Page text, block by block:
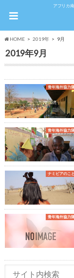
アフリカ
HOME 2019年 9月
2019年9月
青年海外協力
青年海外協力
ナミビアのこと
青年海外協力